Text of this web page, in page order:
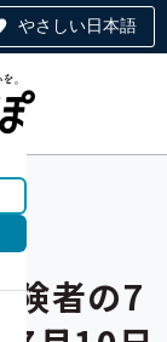
やさしい日本語
険者の7